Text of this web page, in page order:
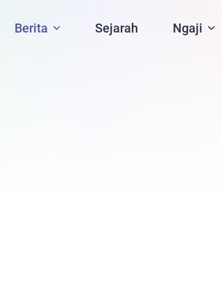
Berita Sejarah Ngaji